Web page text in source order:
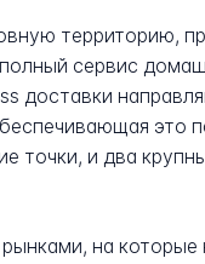
территорию,
сервис
доставки
это
точки, и два
на